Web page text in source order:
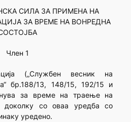
СИЛА ЗА ПРИМЕНА НА
ЗА ВРЕМЕ НА ВОНРЕДНА
Член 1
(„Службен весник на
бр.188/13, 148/15, 192/15 и
за време на траење на
доколку со оваа уредба со
уредено.